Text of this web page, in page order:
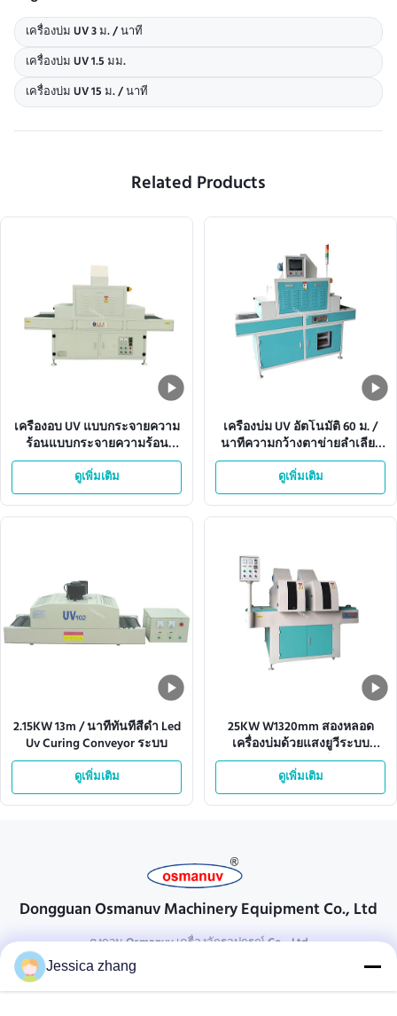
เครื่องบ่ม UV 3 ม. / นาที
เครื่องบ่ม UV 1.5 มม.
เครื่องบ่ม UV 15 ม. / นาที
Related Products
เครื่องอบ UV แบบกระจายความ
ร้อนแบบกระจายความร้อน
ISO9001 380V 50HZ
ดูเพิ่มเติม
เครื่องบ่ม UV อัตโนมัติ 60 ม. /
นาทีความกว้างตาข่ายลำเลียง
360 มม
ดูเพิ่มเติม
2.15KW 13m / นาทีทันทีสีดำ Led
Uv Curing Conveyor ระบบ
ดูเพิ่มเติม
25KW W1320mm สองหลอด
เครื่องบ่มด้วยแสงยูวีระบบ
สายพานลำเลียง
ดูเพิ่มเติม
Dongguan Osmanuv Machinery Equipment Co., Ltd
ตงกวน Osmanuv เครื่องจักรอุปกรณ์ Co. , Ltd
ติดต่อ
Jessica zhang